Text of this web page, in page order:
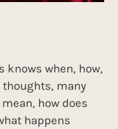
knows when, how,
thoughts, many
how does
happens